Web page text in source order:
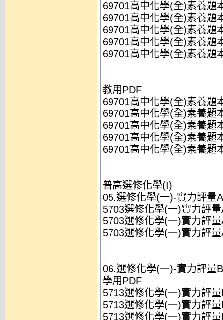
69701高中化學(全)素養題
69701高中化學(全)素養題
69701高中化學(全)素養題
69701高中化學(全)素養題
69701高中化學(全)素養題
教用PDF
69701高中化學(全)素養題
69701高中化學(全)素養題
69701高中化學(全)素養題
69701高中化學(全)素養題
69701高中化學(全)素養題
普高選修化學(I)
05.選修化學(一)-實力評量A
5703選修化學(一)實力評
5703選修化學(一)實力評
5703選修化學(一)實力評
06.選修化學(一)-實力評量B
學用PDF
5713選修化學(一)實力評
5713選修化學(一)實力評
5713選修化學(一)實力評